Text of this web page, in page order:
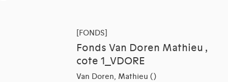
[FONDS]
Fonds Van Doren Mathieu ,
cote 1_VDORE
Van Doren, Mathieu ()